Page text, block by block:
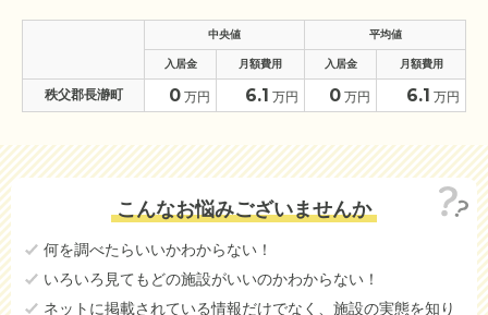
中央値 平均値
入居金 月額費用 入居金 月額費用
秩父郡長瀞町 0 万円 6.1 万円 0 万円 6.1 万円
こんなお悩みございませんか
何を調べたらいいかわからない！
いろいろ見てもどの施設がいいのかわからない！
ネットに掲載されている情報だけでなく、施設の実態を知り